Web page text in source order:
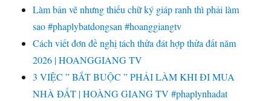
Làm bản vẽ nhưng thiếu chữ ký giáp ranh thì phải làm
sao #phaplybatdongsan #hoanggiangtv
Cách viết đơn đề nghị tách thửa đát hợp thửa đất năm
2026 | HOANGGIANG TV
3 VIỆC ” BẮT BUỘC ” PHẢI LÀM KHI ĐI MUA
NHÀ ĐẤT | HOÀNG GIANG TV #phaplynhadat